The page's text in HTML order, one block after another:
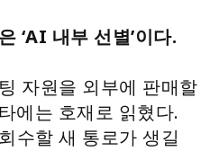
‘AI 내부 선별’이다.
자원을 외부에 판매할
에는 호재로 읽혔다.
수할 새 통로가 생길